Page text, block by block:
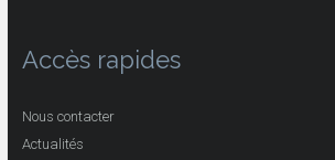
Accès rapides
Nous contacter
Actualités